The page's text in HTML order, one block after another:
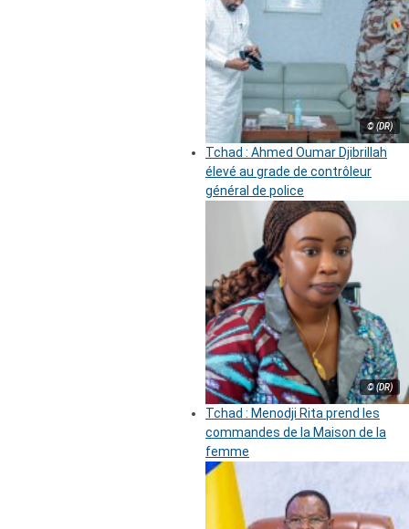
© (DR)
Tchad : Ahmed Oumar Djibrillah
élevé au grade de contrôleur
général de police
© (DR)
Tchad : Menodji Rita prend les
commandes de la Maison de la
femme